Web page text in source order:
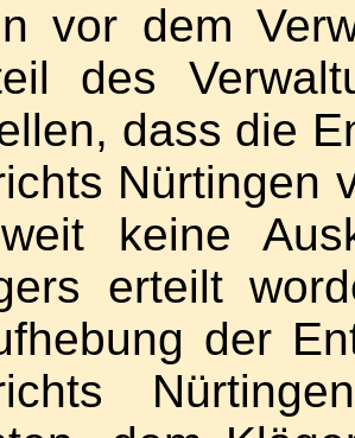
vor dem
des
dass die
Nürtingen
keine
erteilt
der